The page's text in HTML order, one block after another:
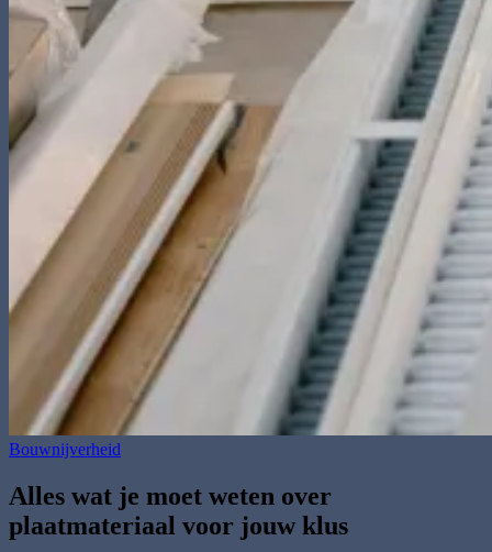
Bouwnijverheid
Alles wat je moet weten over
plaatmateriaal voor jouw klus